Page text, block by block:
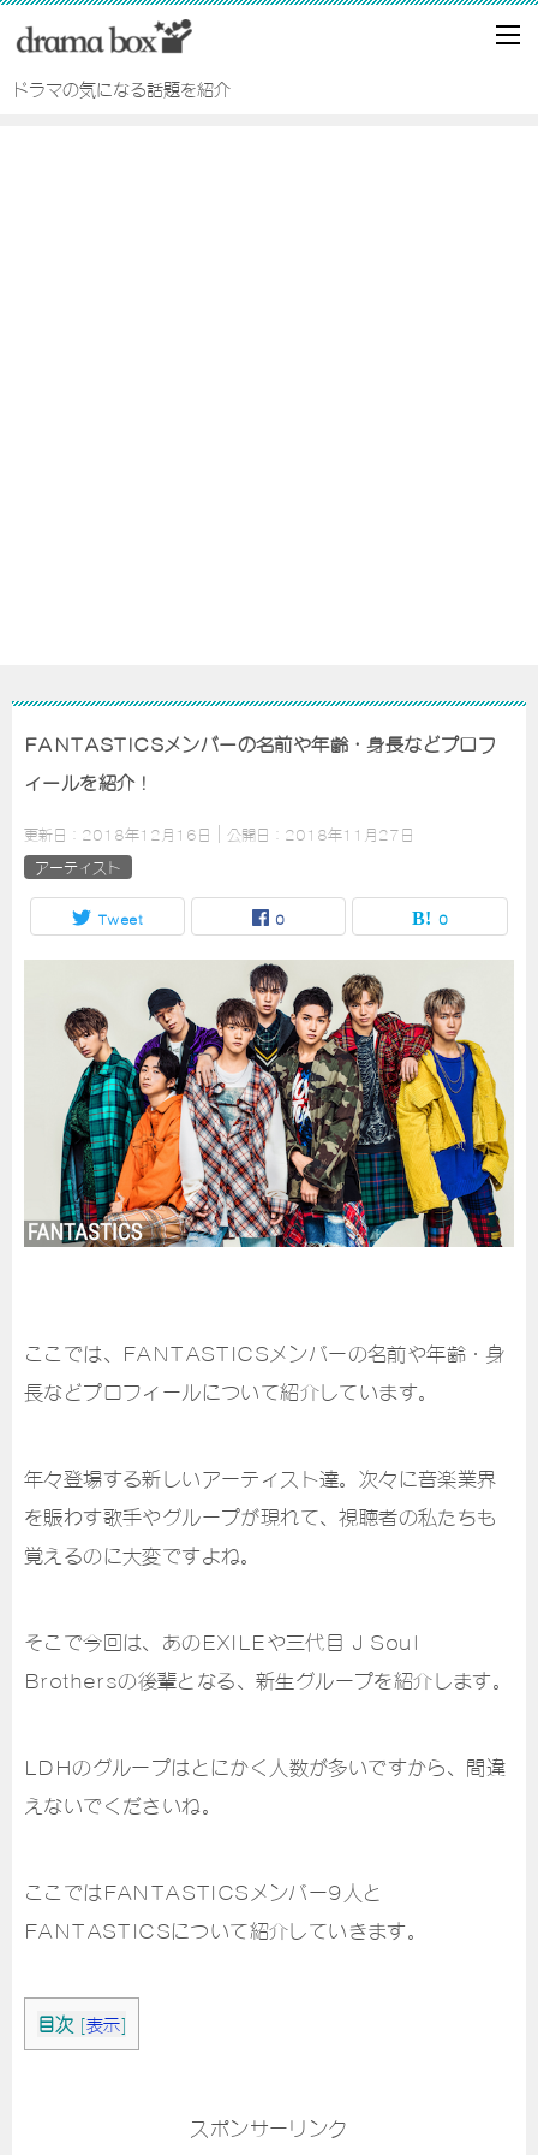
ドラマの気になる話題を紹介
FANTASTICSメンバーの名前や年齢・身長などプロフ
ィールを紹介！
更新日： 2018年12月16日 公開日： 2018年11月27日
アーティスト
Tweet 0 0
ここでは、FANTASTICSメンバーの名前や年齢・身
長などプロフィールについて紹介しています。
年々登場する新しいアーティスト達。次々に音楽業界
を賑わす歌手やグループが現れて、視聴者の私たちも
覚えるのに大変ですよね。
そこで今回は、あのEXILEや三代目 J Soul
Brothersの後輩となる、新生グループを紹介します。
LDHのグループはとにかく人数が多いですから、間違
えないでくださいね。
ここではFANTASTICSメンバー9人と
FANTASTICSについて紹介していきます。
目次 [表示]
スポンサーリンク